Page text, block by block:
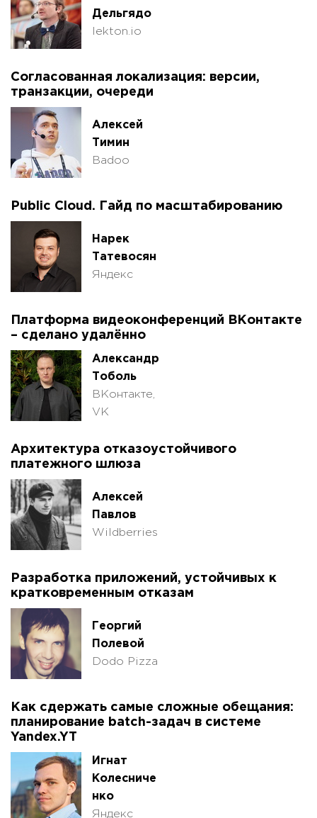
Дельгядо
lekton.io
Согласованная локализация: версии,
транзакции, очереди
Алексей
Тимин
Badoo
Public Cloud. Гайд по масштабированию
Нарек
Татевосян
Яндекс
Платформа видеоконференций ВКонтакте
– сделано удалённо
Александр
Тоболь
ВКонтакте,
VK
Архитектура отказоустойчивого
платежного шлюза
Алексей
Павлов
Wildberries
Разработка приложений, устойчивых к
кратковременным отказам
Георгий
Полевой
Dodo Pizza
Как сдержать самые сложные обещания:
планирование batch-задач в системе
Yandex.YT
Игнат
Колесниче
нко
Яндекс